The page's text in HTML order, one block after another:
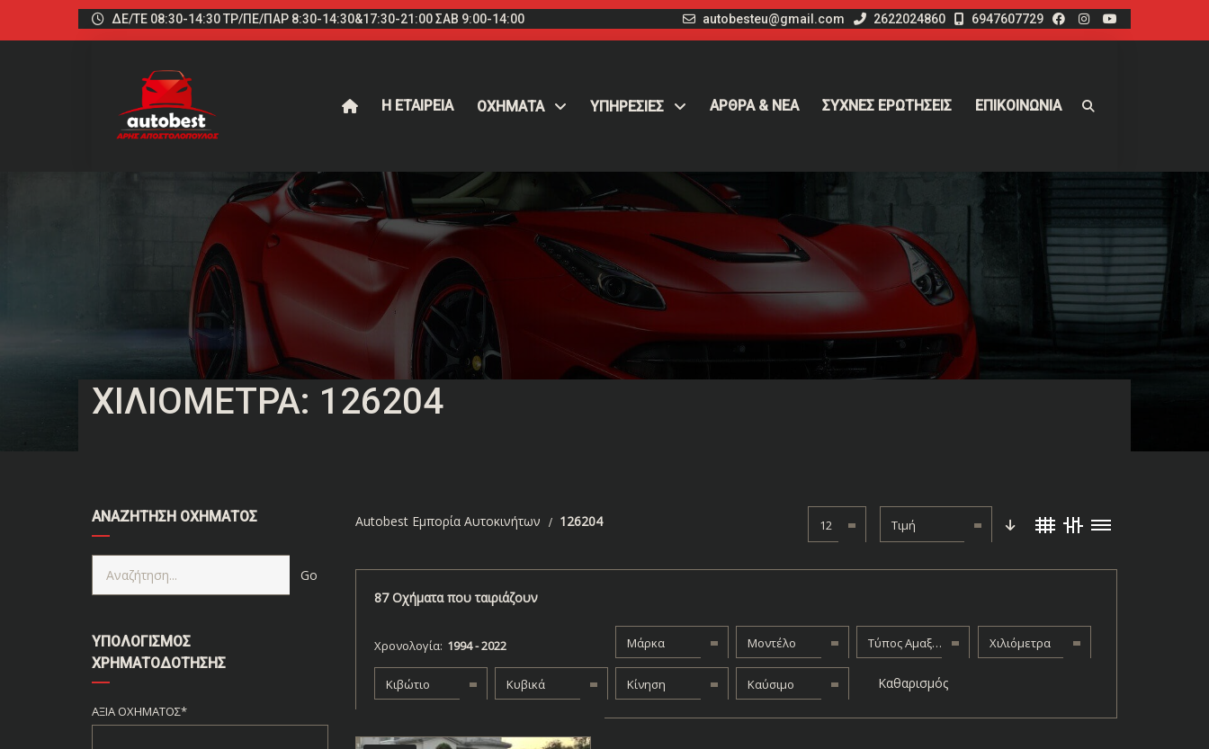
ΔΕ/ΤΕ 08:30-14:30 ΤΡ/ΠΕ/ΠΑΡ 8:30-14:30&17:30-21:00 ΣΑΒ 9:00-14:00 autobesteu@gmail.com 2622024860 6947607729
Η ΕΤΑΙΡΕΙΑ ΟΧΉΜΑΤΑ ΥΠΗΡΕΣΙΕΣ ΑΡΘΡΑ & ΝΕΑ ΣΥΧΝΕΣ ΕΡΩΤΗΣΕΙΣ ΕΠΙΚΟΙΝΩΝΙΑ
ΧΙΛΙΌΜΕΤΡΑ: 126204
ΑΝΑΖΉΤΗΣΗ ΟΧΉΜΑΤΟΣ
ΥΠΟΛΟΓΙΣΜΌΣ
ΧΡΗΜΑΤΟΔΌΤΗΣΗΣ
ΑΞΊΑ ΟΧΉΜΑΤΟΣ*
Autobest Εμπορία Αυτοκινήτων 126204 12 Τιμή
87 Οχήματα που ταιριάζουν
Χρονολογία: Μάρκα Μοντέλο Τύπος Αμαξώματος Χιλιόμετρα
Κιβώτιο Κυβικά Κίνηση Καύσιμο Καθαρισμός